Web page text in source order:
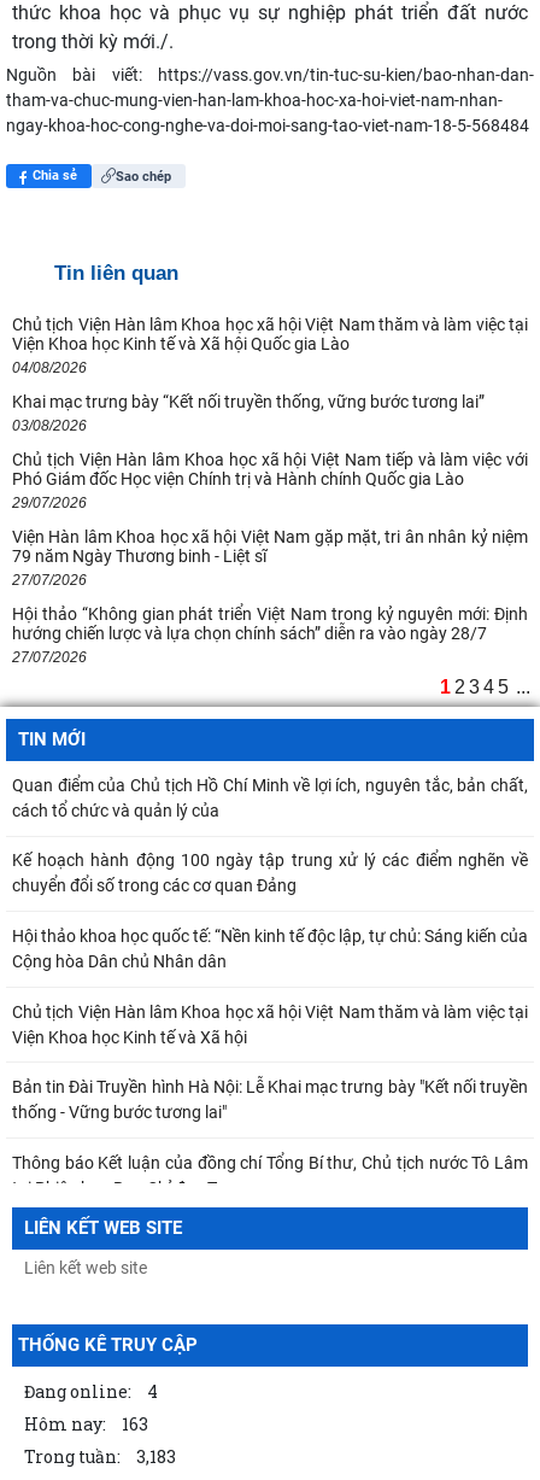
thức khoa học và phục vụ sự nghiệp phát triển đất nước
trong thời kỳ mới./.
Nguồn bài viết:
https://vass.gov.vn/tin-tuc-su-kien/bao-nhan-dan-
tham-va-chuc-mung-vien-han-lam-khoa-hoc-xa-hoi-viet-nam-nhan-
ngay-khoa-hoc-cong-nghe-va-doi-moi-sang-tao-viet-nam-18-5-568484
Chia sẻ Sao chép
Tin liên quan
Chủ tịch Viện Hàn lâm Khoa học xã hội Việt Nam thăm và làm việc tại
Viện Khoa học Kinh tế và Xã hội Quốc gia Lào
04/08/2026
Khai mạc trưng bày “Kết nối truyền thống, vững bước tương lai”
03/08/2026
Chủ tịch Viện Hàn lâm Khoa học xã hội Việt Nam tiếp và làm việc với
Phó Giám đốc Học viện Chính trị và Hành chính Quốc gia Lào
29/07/2026
Viện Hàn lâm Khoa học xã hội Việt Nam gặp mặt, tri ân nhân kỷ niệm
79 năm Ngày Thương binh - Liệt sĩ
27/07/2026
Hội thảo “Không gian phát triển Việt Nam trong kỷ nguyên mới: Định
hướng chiến lược và lựa chọn chính sách” diễn ra vào ngày 28/7
27/07/2026
1 2 345 ...
TIN MỚI
Quan điểm của Chủ tịch Hồ Chí Minh về lợi ích, nguyên tắc, bản chất,
cách tổ chức và quản lý của
Kế hoạch hành động 100 ngày tập trung xử lý các điểm nghẽn về
chuyển đổi số trong các cơ quan Đảng
Hội thảo khoa học quốc tế: “Nền kinh tế độc lập, tự chủ: Sáng kiến của
Cộng hòa Dân chủ Nhân dân
Chủ tịch Viện Hàn lâm Khoa học xã hội Việt Nam thăm và làm việc tại
Viện Khoa học Kinh tế và Xã hội
Bản tin Đài Truyền hình Hà Nội: Lễ Khai mạc trưng bày "Kết nối truyền
thống - Vững bước tương lai"
Thông báo Kết luận của đồng chí Tổng Bí thư, Chủ tịch nước Tô Lâm
tại Phiên họp Ban Chỉ đạo Trung
Khai mạc trưng bày “Kết nối truyền thống, vững bước tương lai”
MỐI QUAN HỆ GIỮA DÂN CHỦ VÀ CHỦ NGHĨA XÃ HỘI – QUAN ĐIỂM
CỦA C.MÁC VÀ SỰ VẬN DỤNG Ở VIỆT NAM THỜI
Thường trực Hội đồng Lý luận Trung ương làm việc với Tiểu ban Văn
hóa - Xã hội - Văn học, nghệ
LIÊN KẾT WEB SITE
THỐNG KÊ TRUY CẬP
Đang online:
4
Hôm nay:
163
Trong tuần:
3,183